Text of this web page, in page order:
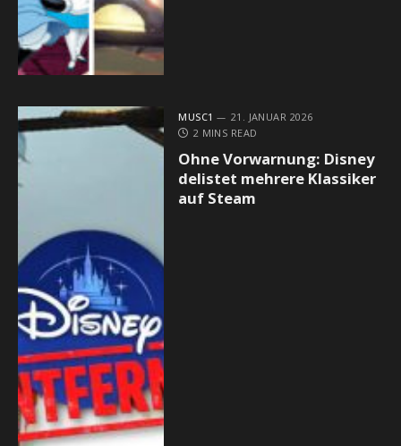
MUSC1
21. JANUAR 2026
2 MINS READ
Ohne Vorwarnung: Disney
delistet mehrere Klassiker
auf Steam